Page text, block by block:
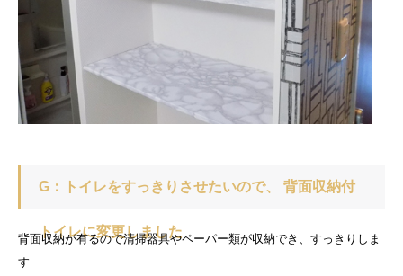
G：トイレをすっきりさせたいので、 背面収納付
トイレに変更しました
背面収納が有るので清掃器具やペーパー類が収納でき、すっきりしま
す